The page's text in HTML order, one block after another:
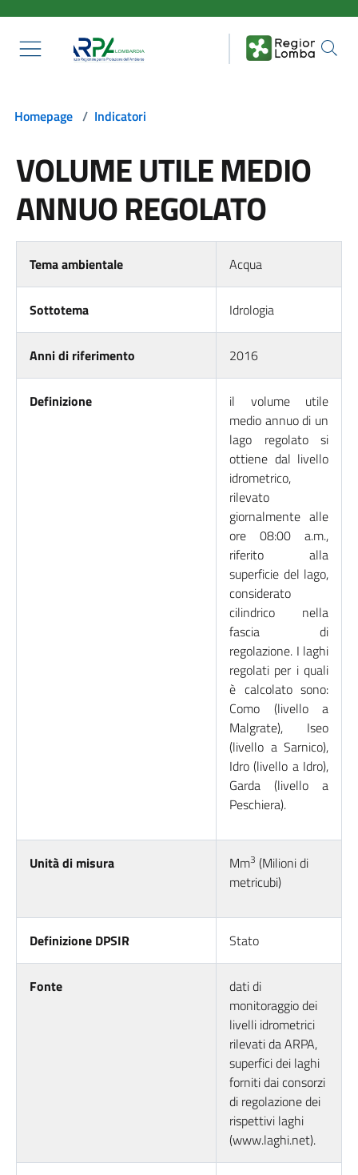
Homepage / Indicatori
VOLUME UTILE MEDIO
ANNUO REGOLATO
Tema ambientale Acqua
Sottotema Idrologia
Anni di riferimento 2016
Definizione
il volume utile
medio annuo di un
lago regolato si
ottiene dal livello
idrometrico,
rilevato
giornalmente alle
ore 08:00 a.m.,
riferito alla
superficie del lago,
considerato
cilindrico nella
fascia di
regolazione. I laghi
regolati per i quali
è calcolato sono:
Como (livello a
Malgrate), Iseo
(livello a Sarnico),
Idro (livello a Idro),
Garda (livello a
Peschiera).
Unità di misura Mm3 (Milioni di
metricubi)
Definizione DPSIR Stato
Fonte
dati di
monitoraggio dei
livelli idrometrici
rilevati da ARPA,
superfici dei laghi
forniti dai consorzi
di regolazione dei
rispettivi laghi
(www.laghi.net).